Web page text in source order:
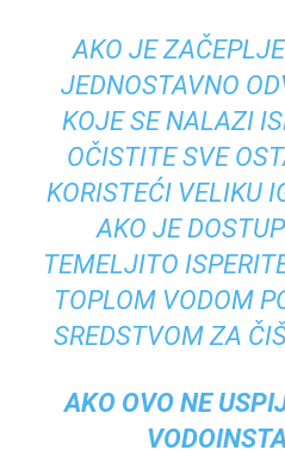
AKO JE
JEDNOSTAVNO
KOJE SE NALAZI
OČISTITE SVE
KORISTEĆI VELIKU
AKO JE
TEMELJITO
TOPLOM VODOM
SREDSTVOM ZA
AKO OVO NE